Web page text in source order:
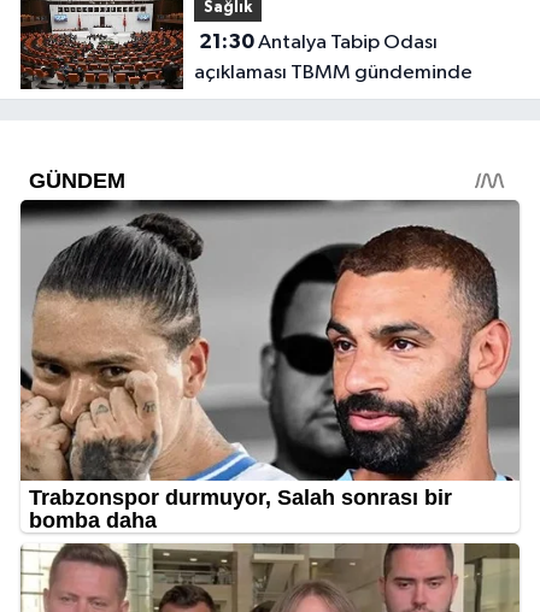
Sağlık
21:30Antalya Tabip Odası
açıklaması TBMM gündeminde